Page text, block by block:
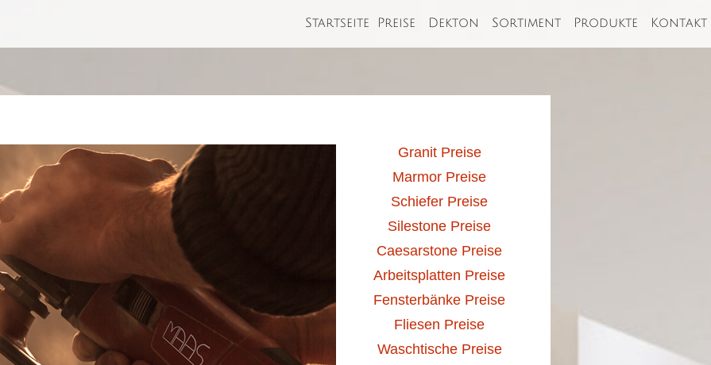
Startseite Preise Dekton Sortiment Produkte Kontakt
Granit Preise
Marmor Preise
Schiefer Preise
Silestone Preise
Caesarstone Preise
Arbeitsplatten Preise
Fensterbänke Preise
Fliesen Preise
Waschtische Preise